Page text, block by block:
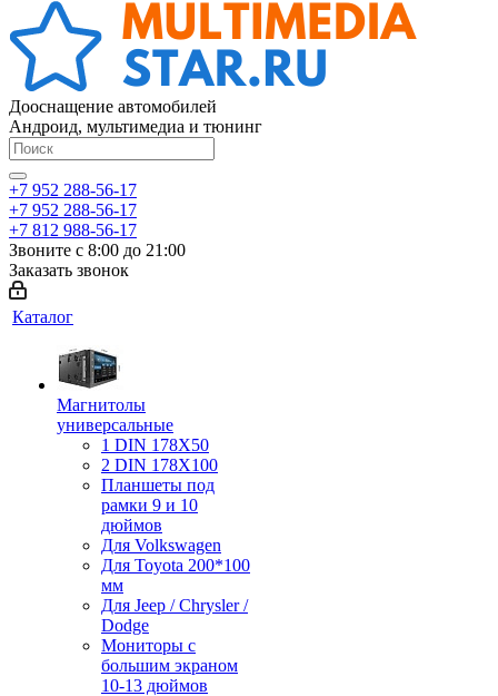
Дооснащение автомобилей
Андроид, мультимедиа и тюнинг
+7 952 288-56-17
+7 952 288-56-17
+7 812 988-56-17
Звоните с 8:00 до 21:00
Заказать звонок
Каталог
Магнитолы
универсальные
1 DIN 178X50
2 DIN 178X100
Планшеты под
рамки 9 и 10
дюймов
Для Volkswagen
Для Toyota 200*100
мм
Для Jeep / Chrysler /
Dodge
Мониторы с
большим экраном
10-13 дюймов